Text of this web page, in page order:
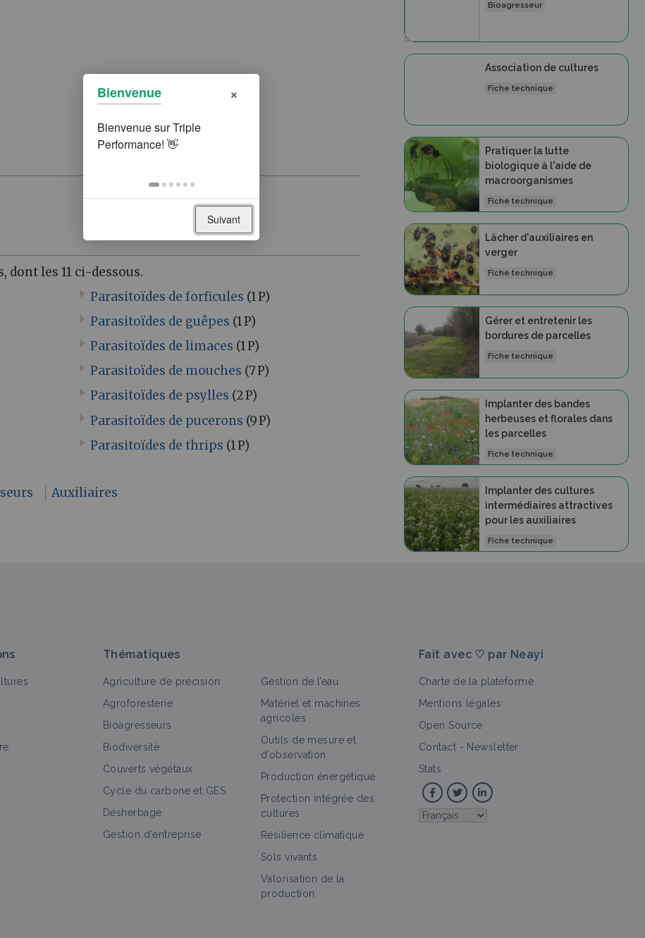
dont les 11 ci-dessous.
Parasitoïdes de forficules (1 P)
Parasitoïdes de guêpes (1 P)
Parasitoïdes de limaces (1 P)
Parasitoïdes de mouches (7 P)
Parasitoïdes de psylles (2 P)
Parasitoïdes de pucerons (9 P)
Parasitoïdes de thrips (1 P)
Auxiliaires
Bioagresseur
Association de cultures
Fiche technique
Pratiquer la lutte
biologique à l'aide de
macroorganismes
Fiche technique
Lâcher d'auxiliaires en
verger
Fiche technique
Gérer et entretenir les
bordures de parcelles
Fiche technique
Implanter des bandes
herbeuses et florales dans
les parcelles
Fiche technique
Implanter des cultures
intermédiaires attractives
pour les auxiliaires
Fiche technique
Thématiques
Agriculture de précision
Agroforesterie
Bioagresseurs
Biodiversité
Couverts végétaux
Cycle du carbone et GES
Désherbage
Gestion d'entreprise
Gestion de l’eau
Matériel et machines
agricoles
Outils de mesure et
d’observation
Production énergétique
Protection intégrée des
cultures
Résilience climatique
Sols vivants
Valorisation de la
production
Fait avec ♡ par Neayi
Charte de la plateforme
Mentions légales
Open Source
Contact - Newsletter
Stats
Bienvenue ×
Suivant